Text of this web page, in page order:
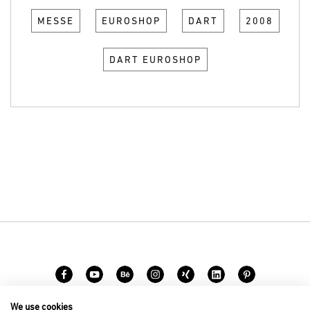
MESSE EUROSHOP DART 2008
DART EUROSHOP
We use cookies